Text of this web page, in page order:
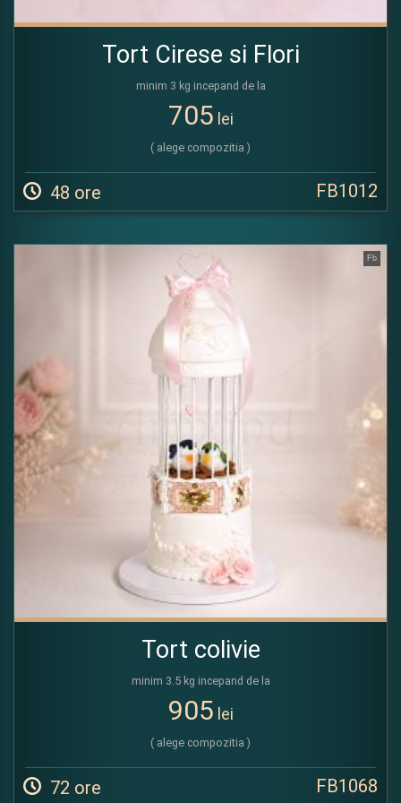
Tort Cirese si Flori
minim 3 kg incepand de la
705 lei
( alege compozitia )
48 ore FB1012
Fb
Tort colivie
minim 3.5 kg incepand de la
905 lei
( alege compozitia )
72 ore FB1068